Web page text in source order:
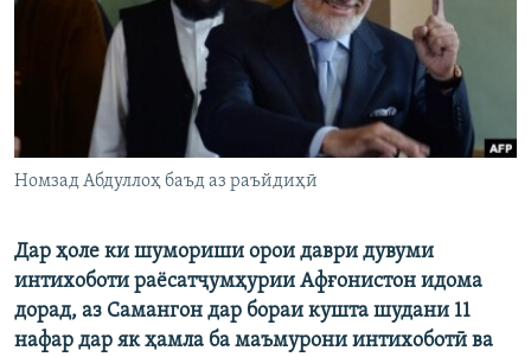
ГУЗОРИШҲОИ РАДИОӢ
ПАЙГИРӢ КУНЕД
Ҳамаи сомонаҳои RFE/RL
Номзад Абдуллоҳ баъд аз раъйдиҳӣ
Дар ҳоле ки шумориши орои даври дувуми
интихоботи раёсатҷумҳурии Афғонистон идома
дорад, аз Самангон дар бораи кушта шудани 11
нафар дар як ҳамла ба маъмурони интихоботӣ ва